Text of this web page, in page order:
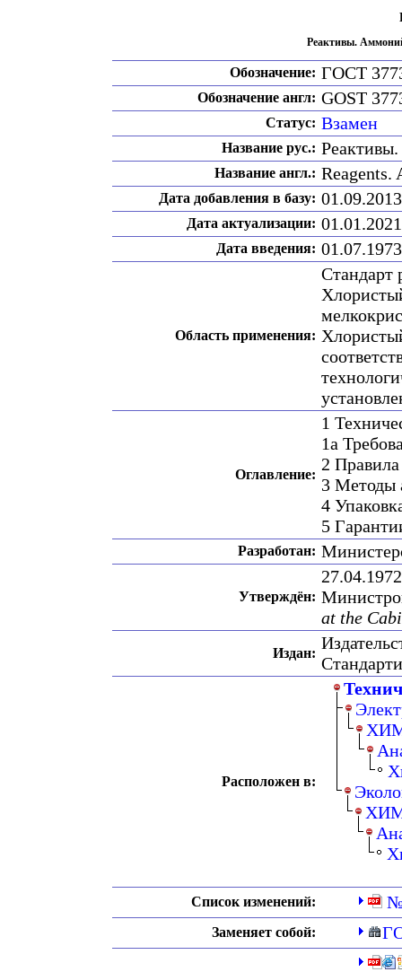
Реактивы.
Обозначение: ГОСТ
Обозначение англ: GOST
Статус: Взамен
Название рус.:
Название англ.:
Дата добавления в базу: 01.09.2013
Дата актуализации: 01.01.2021
Дата введения: 01.07.1973
Область применения:
Стандарт
Оглавление:
1
1а
2
3 Методы
4
5
Разработан:
Утверждён:
at the
Издан:
Расположен в:
Список изменений: №
Заменяет собой: